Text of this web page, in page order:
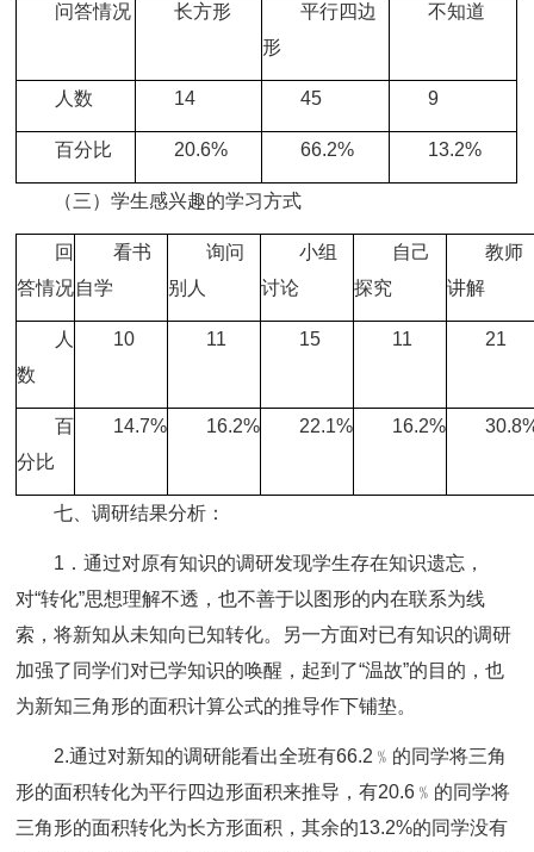
问答情况 长方形
平行四边
形
不知道
人数 14 45 9
百分比 20.6% 66.2% 13.2%
（三）学生感兴趣的学习方式
回
答情况
看书
自学
询问
别人
小组
讨论
自己
探究
教师
讲解
人
数
10 11 15 11 21
百
分比
14.7% 16.2% 22.1% 16.2%
七、调研结果分析：
1．通过对原有知识的调研发现学生存在知识遗忘，
对“转化”思想理解不透，也不善于以图形的内在联系为线
索，将新知从未知向已知转化。另一方面对已有知识的调研
加强了同学们对已学知识的唤醒，起到了“温故”的目的，也
为新知三角形的面积计算公式的推导作下铺垫。
2.通过对新知的调研能看出全班有66.2﹪的同学将三角
形的面积转化为平行四边形面积来推导，有20.6﹪的同学将
三角形的面积转化为长方形面积，其余的13.2%的同学没有